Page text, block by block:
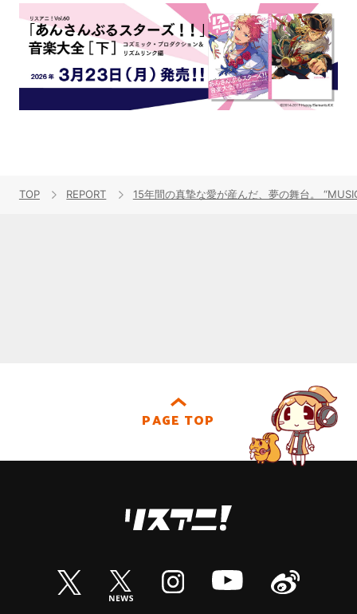
TOP REPORT 15年間の真摯な愛が産んだ、夢の舞台。
PAGE TOP